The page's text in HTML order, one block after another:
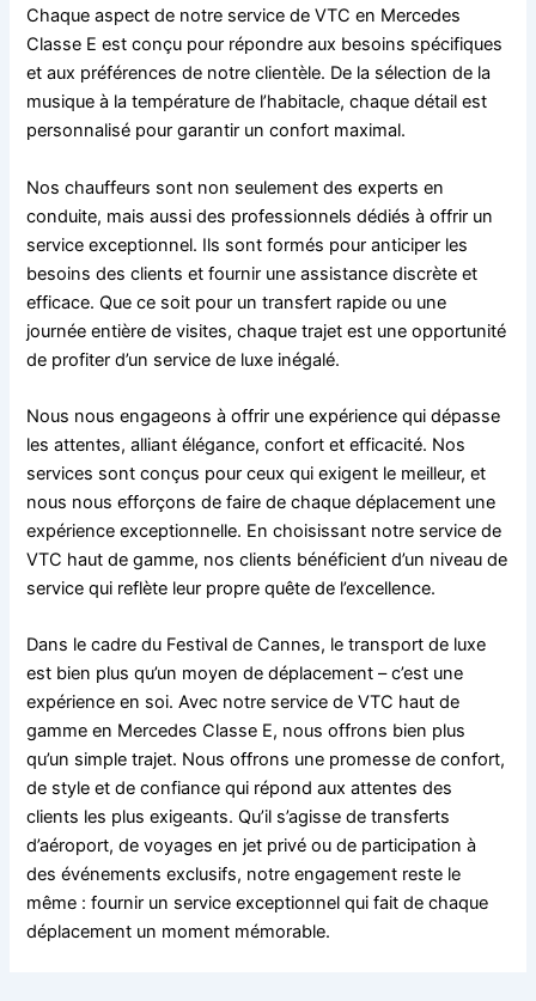
Chaque aspect de notre service de VTC en Mercedes
Classe E est conçu pour répondre aux besoins spécifiques
et aux préférences de notre clientèle. De la sélection de la
musique à la température de l’habitacle, chaque détail est
personnalisé pour garantir un confort maximal.
Nos chauffeurs sont non seulement des experts en
conduite, mais aussi des professionnels dédiés à offrir un
service exceptionnel. Ils sont formés pour anticiper les
besoins des clients et fournir une assistance discrète et
efficace. Que ce soit pour un transfert rapide ou une
journée entière de visites, chaque trajet est une opportunité
de profiter d’un service de luxe inégalé.
Nous nous engageons à offrir une expérience qui dépasse
les attentes, alliant élégance, confort et efficacité. Nos
services sont conçus pour ceux qui exigent le meilleur, et
nous nous efforçons de faire de chaque déplacement une
expérience exceptionnelle. En choisissant notre service de
VTC haut de gamme, nos clients bénéficient d’un niveau de
service qui reflète leur propre quête de l’excellence.
Dans le cadre du Festival de Cannes, le transport de luxe
est bien plus qu’un moyen de déplacement – c’est une
expérience en soi. Avec notre service de VTC haut de
gamme en Mercedes Classe E, nous offrons bien plus
qu’un simple trajet. Nous offrons une promesse de confort,
de style et de confiance qui répond aux attentes des
clients les plus exigeants. Qu’il s’agisse de transferts
d’aéroport, de voyages en jet privé ou de participation à
des événements exclusifs, notre engagement reste le
même : fournir un service exceptionnel qui fait de chaque
déplacement un moment mémorable.